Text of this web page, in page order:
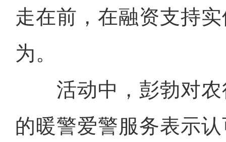
走在前，在融资支持
为。
活动中，彭勃对农
的暖警爱警服务表示